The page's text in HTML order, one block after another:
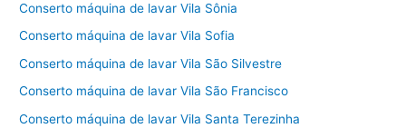
Conserto máquina de lavar Vila Sônia
Conserto máquina de lavar Vila Sofia
Conserto máquina de lavar Vila São Silvestre
Conserto máquina de lavar Vila São Francisco
Conserto máquina de lavar Vila Santa Terezinha